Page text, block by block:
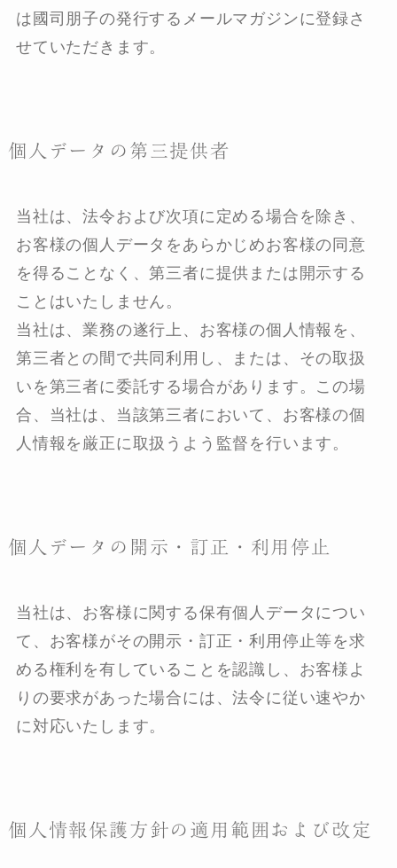
は國司朋子の発行するメールマガジンに登録さ
せていただきます。
個人データの第三提供者
当社は、法令および次項に定める場合を除き、
お客様の個人データをあらかじめお客様の同意
を得ることなく、第三者に提供または開示する
ことはいたしません。
当社は、業務の遂行上、お客様の個人情報を、
第三者との間で共同利用し、または、その取扱
いを第三者に委託する場合があります。この場
合、当社は、当該第三者において、お客様の個
人情報を厳正に取扱うよう監督を行います。
個人データの開示・訂正・利用停止
当社は、お客様に関する保有個人データについ
て、お客様がその開示・訂正・利用停止等を求
める権利を有していることを認識し、お客様よ
りの要求があった場合には、法令に従い速やか
に対応いたします。
個人情報保護方針の適用範囲および改定